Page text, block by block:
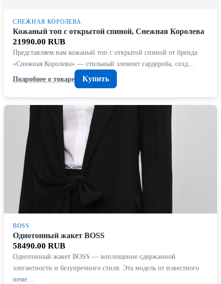
СНЕЖНАЯ КОРОЛЕВА
Кожаный топ с открытой спиной, Снежная Королева
21990.00 RUB
Представляем вам кожаный топ с открытой спиной от бренда
«Снежная Королева» — стильный элемент гардероба, созд…
Подробнее о товаре
Купить
BOSS
Однотонный жакет BOSS
58490.00 RUB
Однотонный жакет BOSS — воплощение сдержанной
элегантности и безупречного стиля. Эта модель от известного
неме…